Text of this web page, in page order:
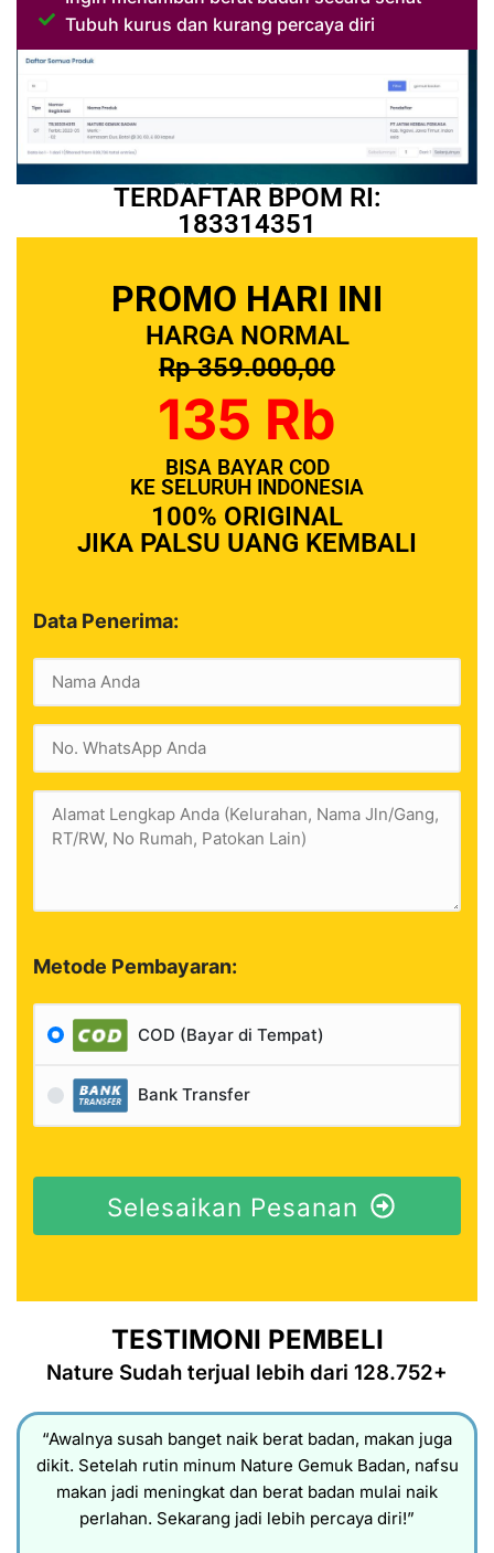
Tubuh kurus dan kurang percaya diri
TERDAFTAR BPOM RI:
183314351
PROMO HARI INI
HARGA NORMAL
Rp 359.000,00
135 Rb
BISA BAYAR COD
KE SELURUH INDONESIA
100% ORIGINAL
JIKA PALSU UANG KEMBALI
Data Penerima:
Metode Pembayaran:
COD (Bayar di Tempat)
Bank Transfer
Selesaikan Pesanan
TESTIMONI PEMBELI
Nature Sudah terjual lebih dari 128.752+
“Awalnya susah banget naik berat badan, makan juga
dikit. Setelah rutin minum Nature Gemuk Badan, nafsu
makan jadi meningkat dan berat badan mulai naik
perlahan. Sekarang jadi lebih percaya diri!”